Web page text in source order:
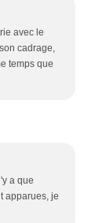
avec le
cadrage,
temps que
a que
apparues, je